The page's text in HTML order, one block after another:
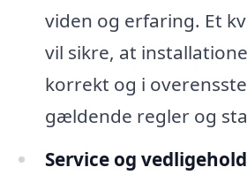
viden og erfaring. Et
vil sikre, at
korrekt og i
gældende regler og
Service og